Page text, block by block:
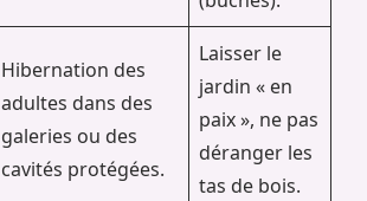
Hibernation des
adultes dans des
galeries ou des
cavités protégées.
Laisser le
jardin « en
paix », ne pas
déranger les
tas de bois.